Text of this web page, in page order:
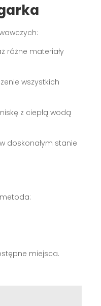
różne materiały
wszystkich
z ciepłą wodą
doskonałym stanie
miejsca.